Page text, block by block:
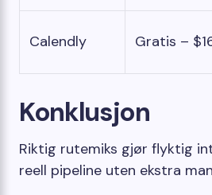
Calendly Gratis –
Konklusjon
Riktig rutemiks gjør flyktig
reell pipeline uten ekstra